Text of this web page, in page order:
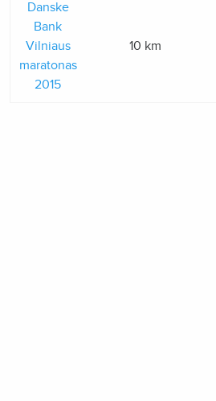
Danske
Bank
Vilniaus
maratonas
2015
10 km